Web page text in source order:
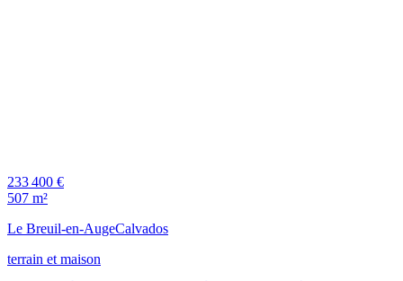
233 400 €
507 m²
Le Breuil-en-AugeCalvados
terrain et maison